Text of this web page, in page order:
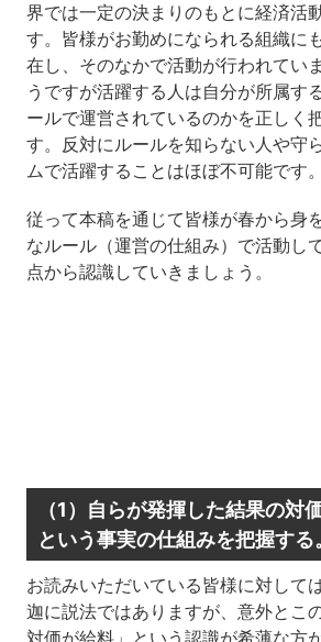
界では一定の決まりのもとに経済活
す。皆様がお勤めになられる組織に
在し、そのなかで活動が行われてい
うですが活躍する人は自分が所属す
ールで運営されているのかを正しく
す。反対にルールを知らない人や守
ムで活躍することはほぼ不可能です。
従って本稿を通じて皆様が春から身
なルール（運営の仕組み）で活動し
点から認識していきましょう。
（1）自らが発揮した結果の対
という事実の仕組みを把握する
お読みいただいている皆様に対して
迦に説法ではありますが、意外とこ
対価が給料」という認識が希薄な方